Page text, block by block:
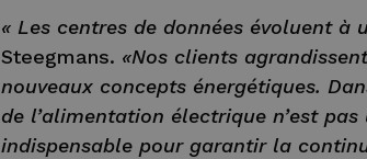
« Les centres de données évoluent à
Steegmans. «Nos clients
nouveaux concepts énergétiques.
de l’alimentation électrique n’est
indispensable pour garantir la